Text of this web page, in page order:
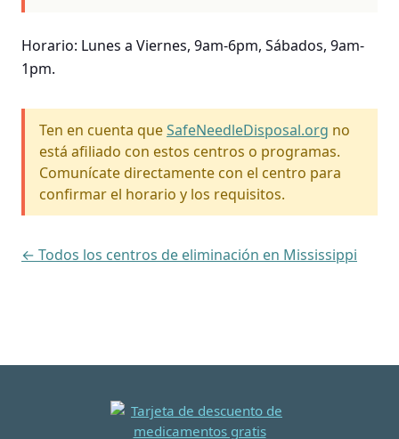
Horario: Lunes a Viernes, 9am-6pm, Sábados, 9am-
1pm.
Ten en cuenta queSafeNeedleDisposal.org no
está afiliado con estos centros o programas.
Comunícate directamente con el centro para
confirmar el horario y los requisitos.
← Todos los centros de eliminación en Mississippi